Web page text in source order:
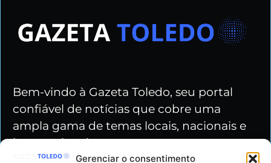
Gerenciar o consentimento
Bem-vindo à Gazeta Toledo, seu portal
confiável de notícias que cobre uma
ampla gama de temas locais, nacionais e
internacionais.